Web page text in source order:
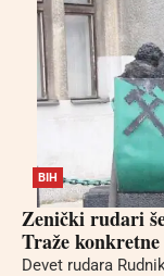
BIH
Zenički rudari
Traže
Devet rudara